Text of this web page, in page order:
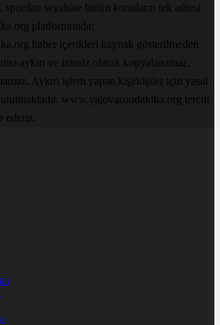
spordan seyahate bütün konuların tek adresi
platformunda;
haber içerikleri kaynak gösterilmeden
aykırı ve izinsiz olarak kopyalanamaz,
Aykırı işlem yapan kişi/kişiler için yasal
www.yalovasondakika.org tercih
ederiz.